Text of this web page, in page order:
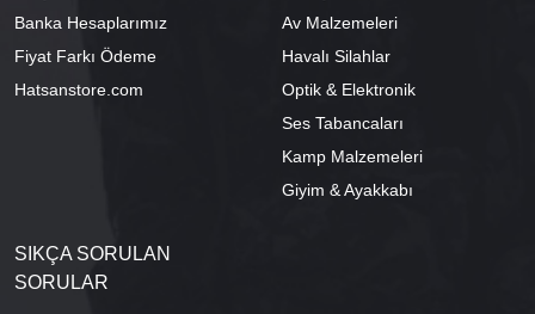
Banka Hesaplarımız
Fiyat Farkı Ödeme
Hatsanstore.com
Av Malzemeleri
Havalı Silahlar
Optik & Elektronik
Ses Tabancaları
Kamp Malzemeleri
Giyim & Ayakkabı
SIKÇA SORULAN
SORULAR